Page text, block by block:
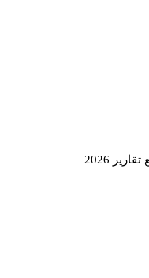
2026